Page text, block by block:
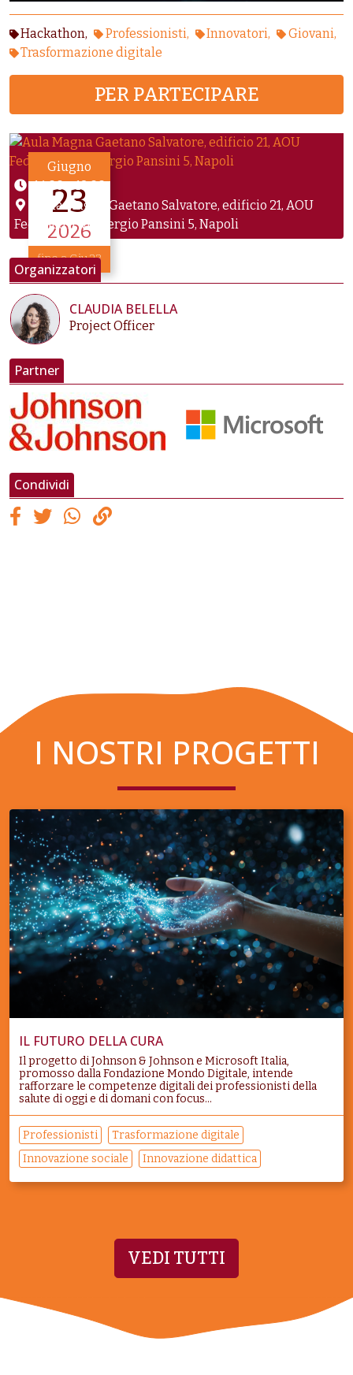
Hackathon Professionisti Innovatori
Giovani
Trasformazione digitale
PER PARTECIPARE
Giugno
23
2026
fino a Giu 23
14:00–18:00
Aula Magna Gaetano Salvatore, edificio 21, AOU
Federico II, via Sergio Pansini 5, Napoli
Organizzatori
CLAUDIA BELELLA
Project Officer
Partner
Condividi
I NOSTRI PROGETTI
IL FUTURO DELLA CURA
Il progetto di Johnson & Johnson e Microsoft Italia,
promosso dalla Fondazione Mondo Digitale, intende
rafforzare le competenze digitali dei professionisti della
salute di oggi e di domani con focus...
Professionisti
Trasformazione digitale
Innovazione sociale
Innovazione didattica
VEDI TUTTI